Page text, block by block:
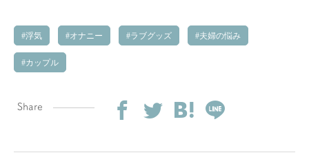
浮気 オナニー ラブグッズ 夫婦の悩み
カップル
Share